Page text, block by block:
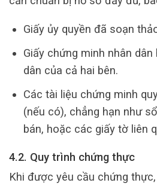
Giấy ủy quyền đã soạn
Giấy chứng minh nhân
dân của cả hai bên.
Các tài liệu chứng minh
(nếu có), chẳng hạn như
bán, hoặc các giấy tờ liên
4.2. Quy trình chứng thực
Khi được yêu cầu chứng